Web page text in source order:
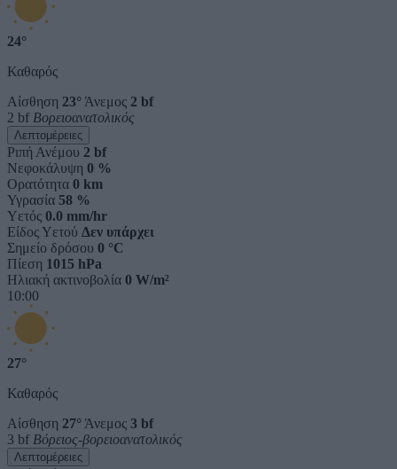
24°
Καθαρός
Αίσθηση 23° Άνεμος 2 bf
2 bf Βορειοανατολικός
Λεπτομέρειες
Ριπή Ανέμου 2 bf
Νεφοκάλυψη 0 %
Ορατότητα 0 km
Υγρασία 58 %
Υετός 0.0 mm/hr
Είδος Υετού Δεν υπάρχει
Σημείο δρόσου 0 °C
Πίεση 1015 hPa
Ηλιακή ακτινοβολία 0 W/m²
10:00
27°
Καθαρός
Αίσθηση 27° Άνεμος 3 bf
3 bf Βόρειος-βορειοανατολικός
Λεπτομέρειες